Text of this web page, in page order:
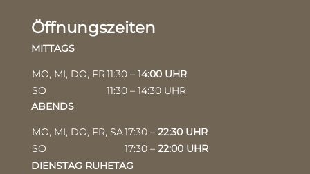
Öffnungszeiten
MITTAGS
MO, MI, DO, FR11:30 – 14:00 UHR
SO
11:30 – 14:30 UHR
ABENDS
MO, MI, DO, FR, SA17:30 – 22:30 UHR
SO
17:30 – 22:00 UHR
DIENSTAG RUHETAG